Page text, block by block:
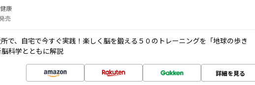
康
売
で、自宅で今すぐ実践！楽しく脳を鍛える５０のトレーニングを「地球の歩き
科学とともに解説
詳細を見る